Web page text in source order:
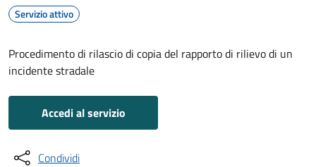
Servizio attivo
Procedimento di rilascio di copia del rapporto di rilievo di un
incidente stradale
Accedi al servizio
Condividi